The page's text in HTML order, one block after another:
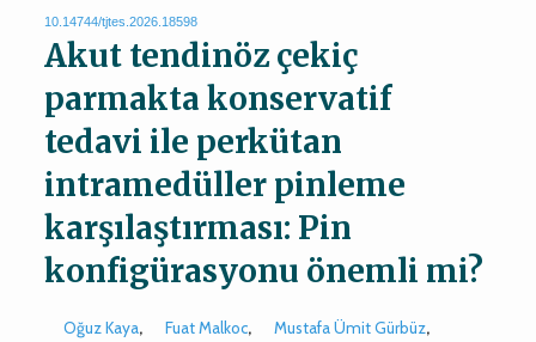
10.14744/tjtes.2026.18598
Akut tendinöz çekiç
parmakta konservatif
tedavi ile perkütan
intramedüller pinleme
karşılaştırması: Pin
konfigürasyonu önemli mi?
Oğuz Kaya, Fuat Malkoc, Mustafa Ümit Gürbüz,